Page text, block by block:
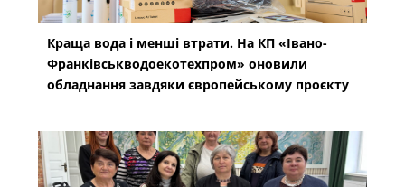
Краща вода і менші втрати. На КП «Івано-
Франківськводоекотехпром» оновили
обладнання завдяки європейському проєкту